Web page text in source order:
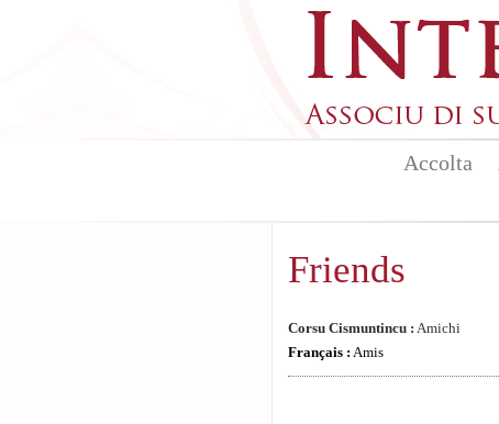
Accolta
Friends
Corsu Cismuntincu : Amichi
Français : Amis